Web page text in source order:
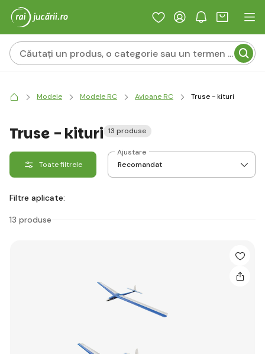
Modele Modele RC Avioane RC Truse - kituri
Truse - kituri 13 produse
Toate filtrele
Ajustare
Filtre aplicate:
13 produse